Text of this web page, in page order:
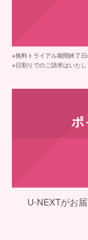
※無料トライアル期間終了日
※日割りでのご請求はいたし
ポ
U-NEXTがお